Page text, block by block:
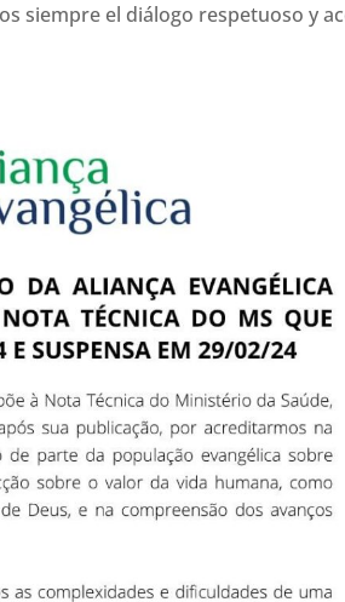
siempre el diálogo respetuoso y